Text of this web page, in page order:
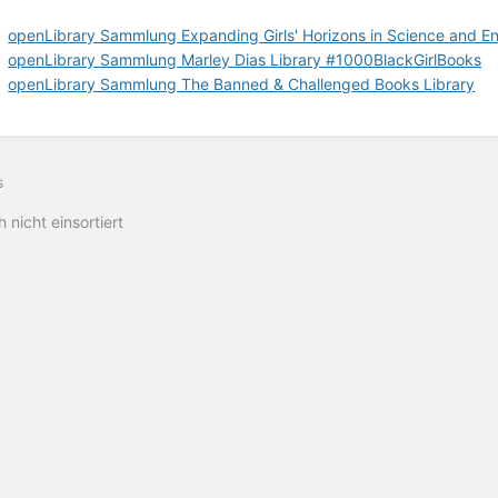
openLibrary Sammlung Expanding Girls' Horizons in Science and
openLibrary Sammlung Marley Dias Library #1000BlackGirlBooks
openLibrary Sammlung The Banned & Challenged Books Library
nicht einsortiert